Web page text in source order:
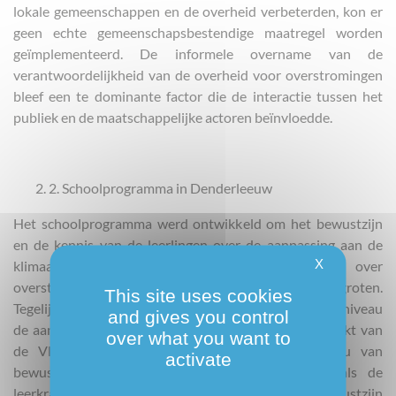
lokale gemeenschappen en de overheid verbeterden, kon er
geen echte gemeenschapsbestendige maatregel worden
geïmplementeerd. De informele overname van de
verantwoordelijkheid van de overheid voor overstromingen
bleef een te dominante factor die de interactie tussen het
publiek en de maatschappelijke actoren beïnvloedde.
2. Schoolprogramma in Denderleeuw
Het schoolprogramma werd ontwikkeld om het bewustzijn
en de kennis van de leerlingen over de aanpassing aan de
klimaatverandering en meer bepaald over
overstromingsbestendige maatregelen te vergroten.
Tegelijkertijd onderzocht het programma ook op welk niveau
de aanpassing aan de klimaatverandering deel uitmaakt van
de Vlaamse onderwijscurricula, evenals het niveau van
bewustzijn en kennis van zowel de leerlingen als de
X
This site uses cookies
and gives you control
over what you want to
activate